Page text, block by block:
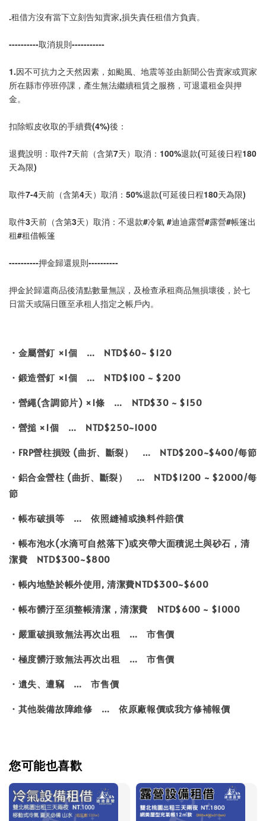
.租借方沒有當下立刻告知賣家,損失責任租借方負責。
----------取消規則-----------
1.因不可抗力之天然因素，如颱風、地震等並由新聞公告賣家或買家
所在縣市停班停課，產生無法繼續租賃之服務，可退還租金與押
金。
扣除蝦皮收取的手續費(4%)後：
退費說明：取件7天前（含第7天）取消：100%退款(可延後日程180
天為限)
取件7-4天前（含第4天）取消：50%退款(可延後日程180天為限)
取件3天前（含第3天）取消：不退款#冷氣 #迪迪露營#露營#帳篷出
租#租借帳篷
----------押金歸還規則----------
押金於歸還商品後清點數量無誤，及檢查承租商品無損壞後，於七
日當天或隔日匯至承租人指定之帳戶內。
・金屬營釘 ×1個 … NTD$60~ $120
・鍛造營釘 ×1個 … NTD$100 ~ $200
・營繩(含調節片) ×1條 … NTD$30 ~ $150
・營搥 ×1個 … NTD$250~1000
・FRP營柱損毀 (曲折、斷裂） … NTD$200~$400/每節
・鋁合金營柱 (曲折、斷裂） … NTD$1200 ~ $2000/每
節
・帳布破損等 … 依照縫補或換料件賠償
・帳布泡水(水滴可自然落下)或夾帶大面積泥土與砂石，清
潔費 NTD$300~$800
・帳內地墊於帳外使用, 清潔費NTD$300~$600
・帳布髒汙至須整帳清潔，清潔費 NTD$600 ~ $1000
・嚴重破損致無法再次出租 … 市售價
・極度髒汙致無法再次出租 … 市售價
・遺失、遭竊 … 市售價
・其他裝備故障維修 … 依原廠報價或我方修補報價
您可能也喜歡